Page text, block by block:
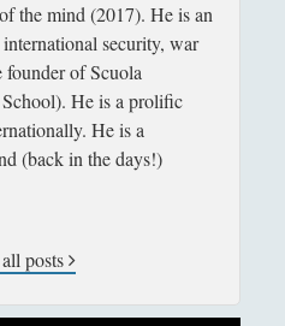
the mind (2017). He is an
security, war
of Scuola
He is a prolific
He is a
(back in the days!)
posts